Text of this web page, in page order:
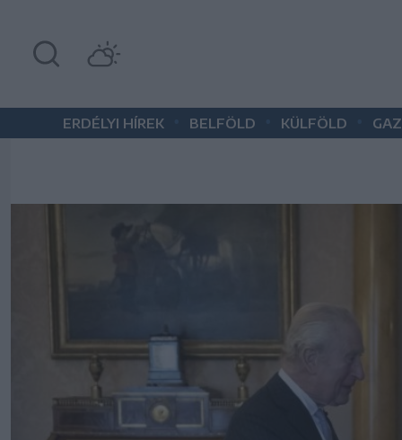
ERDÉLYI HÍREK BELFÖLD KÜLFÖLD